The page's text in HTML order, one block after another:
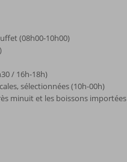
(08h00-10h00)
/ 16h-18h)
sélectionnées (10h-00h)
minuit et les boissons importées